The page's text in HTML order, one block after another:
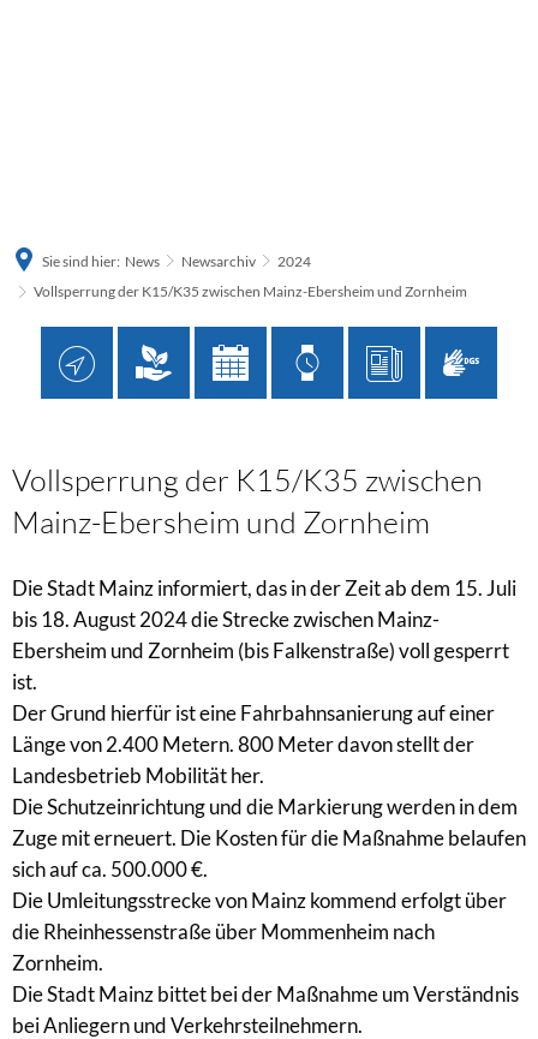
Sie sind hier: News Newsarchiv
2024
Vollsperrung der K15/K35 zwischen Mainz-Ebersheim und Zornheim
Vollsperrung der K15/K35 zwischen
Mainz-Ebersheim und Zornheim
Die Stadt Mainz informiert, das in der Zeit ab dem 15. Juli
bis 18. August 2024 die Strecke zwischen Mainz-
Ebersheim und Zornheim (bis Falkenstraße) voll gesperrt
ist.
Der Grund hierfür ist eine Fahrbahnsanierung auf einer
Länge von 2.400 Metern. 800 Meter davon stellt der
Landesbetrieb Mobilität her.
Die Schutzeinrichtung und die Markierung werden in dem
Zuge mit erneuert. Die Kosten für die Maßnahme belaufen
sich auf ca. 500.000 €.
Die Umleitungsstrecke von Mainz kommend erfolgt über
die Rheinhessenstraße über Mommenheim nach
Zornheim.
Die Stadt Mainz bittet bei der Maßnahme um Verständnis
bei Anliegern und Verkehrsteilnehmern.